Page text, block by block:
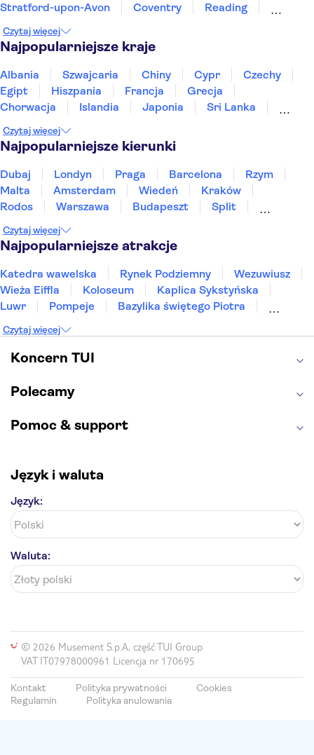
Stratford-upon-Avon
Coventry
Reading
Czytaj więcej
Najpopularniejsze kraje
Albania Szwajcaria Chiny Cypr
Czechy
Egipt
Hiszpania Francja
Grecja
Chorwacja
Islandia Japonia
Sri Lanka
Tunezja
Turcja Wietnam
Czytaj więcej
Najpopularniejsze kierunki
Dubaj Londyn Praga Barcelona
Rzym
Malta
Amsterdam Wiedeń
Kraków
Rodos
Warszawa Budapeszt
Split
Sopot
Gdynia Zakopane
Czytaj więcej
Najpopularniejsze atrakcje
Katedra wawelska Rynek Podziemny
Wezuwiusz
Wieża Eiffla
Koloseum
Kaplica Sykstyńska
Luwr
Pompeje
Bazylika świętego Piotra
Etna
Wawel Park Güell
Alhambra
Caminito del Rey
Czytaj więcej
Koncern TUI
Polecamy
Pomoc & support
Język i waluta
Język:
Waluta:
© 2026 Musement S.p.A, część TUI Group
VAT IT07978000961 Licencja nr 170695
Kontakt Polityka prywatności
Cookies
Regulamin
Polityka anulowania